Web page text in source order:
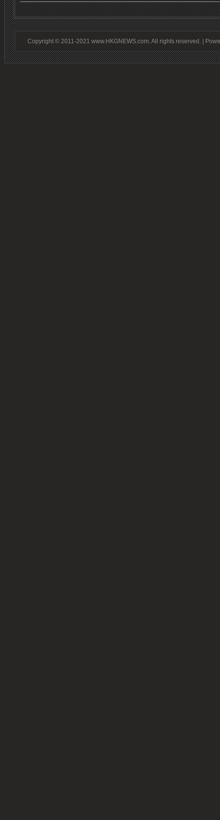
Copyright © 2011-2021 www.HKGNEWS.com. All rights reserved. |